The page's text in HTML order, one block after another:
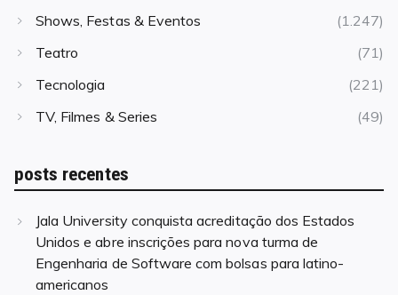
Shows, Festas & Eventos
(1.247)
Teatro
(71)
Tecnologia
(221)
TV, Filmes & Series
(49)
posts recentes
Jala University conquista acreditação dos Estados
Unidos e abre inscrições para nova turma de
Engenharia de Software com bolsas para latino-
americanos